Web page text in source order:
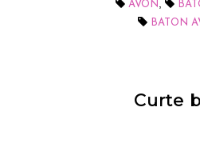
AVON
BATON
Curte